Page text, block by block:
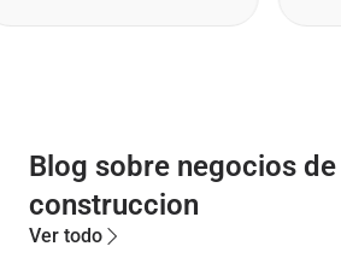
Blog sobre negocios de
construccion
Ver todo